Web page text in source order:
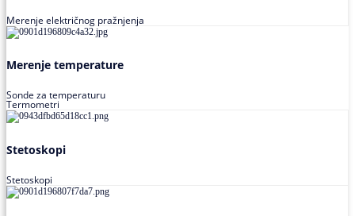
Merenje električnog pražnjenja
Merenje temperature
Sonde za temperaturu
Termometri
Stetoskopi
Stetoskopi